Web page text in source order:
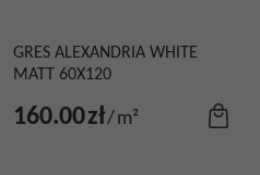
GRES ALEXANDRIA WHITE
MATT 60X120
160.00zł/m²